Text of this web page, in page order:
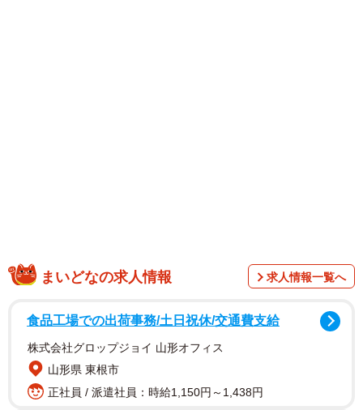
まいどなの求人情報 求人情報一覧へ
食品工場での出荷事務/土日祝休/交通費支給
株式会社グロップジョイ 山形オフィス
山形県 東根市
正社員 / 派遣社員：時給1,150円～1,438円